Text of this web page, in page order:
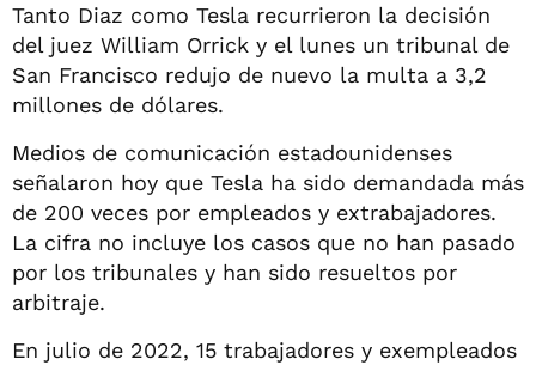
Tanto Diaz como Tesla recurrieron la decisión
del juez William Orrick y el lunes un tribunal de
San Francisco redujo de nuevo la multa a 3,2
millones de dólares.
Medios de comunicación estadounidenses
señalaron hoy que Tesla ha sido demandada más
de 200 veces por empleados y extrabajadores.
La cifra no incluye los casos que no han pasado
por los tribunales y han sido resueltos por
arbitraje.
En julio de 2022, 15 trabajadores y exempleados